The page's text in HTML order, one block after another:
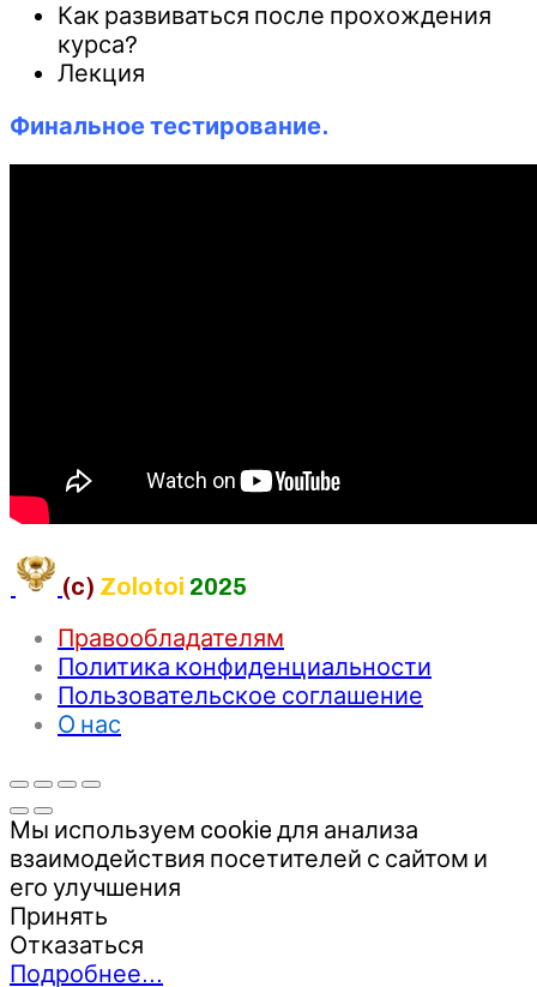
Как развиваться после прохождения
курса?
Лекция
Финальное тестирование.
(c) Zolotoi 2025
Правообладателям
Политика конфиденциальности
Пользовательское соглашение
О нас
Мы используем cookie для анализа
взаимодействия посетителей с сайтом и
его улучшения
Принять
Отказаться
Подробнее…